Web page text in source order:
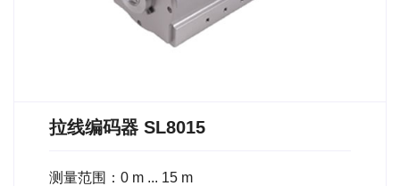
拉线编码器 SL8015
测量范围：0 m ... 15 m